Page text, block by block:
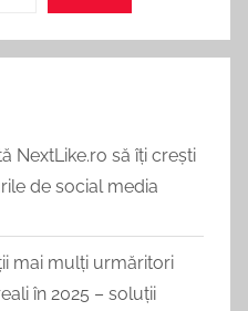
NextLike.ro să îți crești
de social media
mai mulți urmăritori
în 2025 – soluții